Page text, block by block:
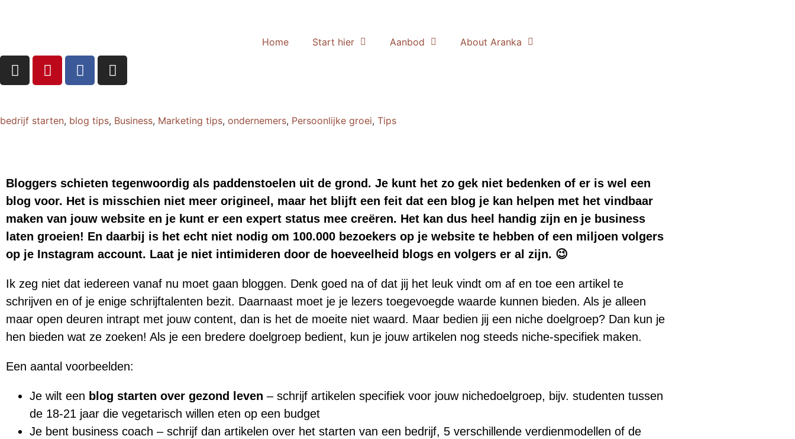
Home Start hier Aanbod About Aranka
bedrijf starten, blog tips, Business, Marketing tips, ondernemers, Persoonlijke groei, Tips
Bloggers schieten tegenwoordig als paddenstoelen uit de grond. Je kunt het zo gek niet bedenken of er is wel een
blog voor. Het is misschien niet meer origineel, maar het blijft een feit dat een blog je kan helpen met het vindbaar
maken van jouw website en je kunt er een expert status mee creëren. Het kan dus heel handig zijn en je business
laten groeien! En daarbij is het echt niet nodig om 100.000 bezoekers op je website te hebben of een miljoen volgers
op je Instagram account. Laat je niet intimideren door de hoeveelheid blogs en volgers er al zijn. 😉
Ik zeg niet dat iedereen vanaf nu moet gaan bloggen. Denk goed na of dat jij het leuk vindt om af en toe een artikel te
schrijven en of je enige schrijftalenten bezit. Daarnaast moet je je lezers toegevoegde waarde kunnen bieden. Als je alleen
maar open deuren intrapt met jouw content, dan is het de moeite niet waard. Maar bedien jij een niche doelgroep? Dan kun je
hen bieden wat ze zoeken! Als je een bredere doelgroep bedient, kun je jouw artikelen nog steeds niche-specifiek maken.
Een aantal voorbeelden:
Je wilt een blog starten over gezond leven – schrijf artikelen specifiek voor jouw nichedoelgroep, bijv. studenten tussen
de 18-21 jaar die vegetarisch willen eten op een budget
Je bent business coach – schrijf dan artikelen over het starten van een bedrijf, 5 verschillende verdienmodellen of de